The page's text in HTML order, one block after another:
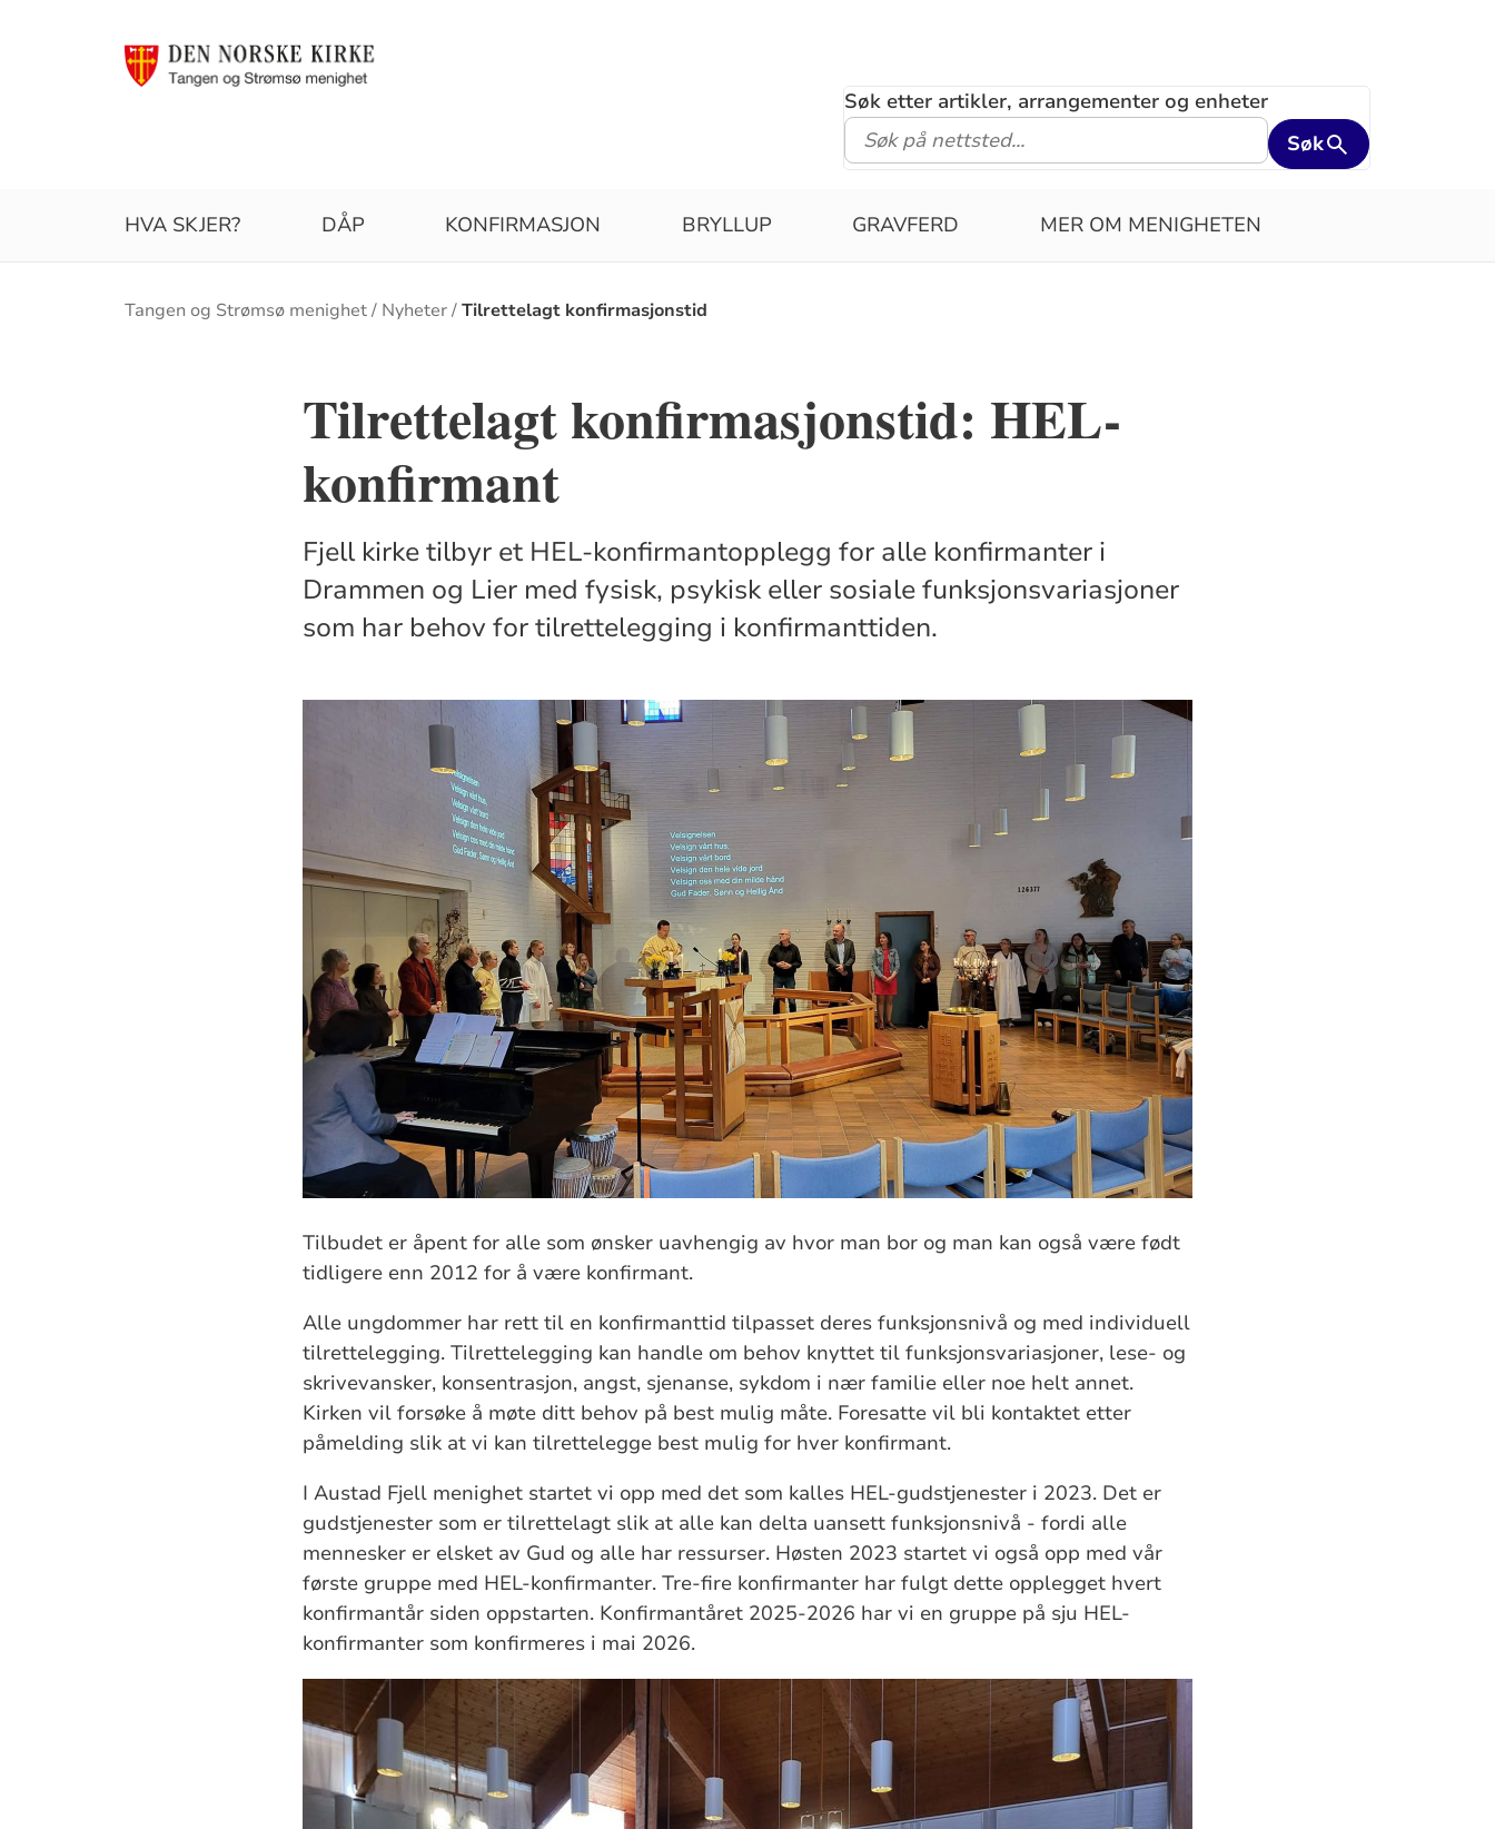
Søk etter artikler, arrangementer og enheter
Søk
HVA SKJER? DÅP KONFIRMASJON BRYLLUP GRAVFERD MER OM MENIGHETEN
Brødsmulesti
Tangen og Strømsø menighet Nyheter Tilrettelagt konfirmasjonstid
Tilrettelagt konfirmasjonstid: HEL-
konfirmant
Fjell kirke tilbyr et HEL-konfirmantopplegg for alle konfirmanter i
Drammen og Lier med fysisk, psykisk eller sosiale funksjonsvariasjoner
som har behov for tilrettelegging i konfirmanttiden.
Tilbudet er åpent for alle som ønsker uavhengig av hvor man bor og man kan også være født
tidligere enn 2012 for å være konfirmant.
Alle ungdommer har rett til en konfirmanttid tilpasset deres funksjonsnivå og med individuell
tilrettelegging. Tilrettelegging kan handle om behov knyttet til funksjonsvariasjoner, lese- og
skrivevansker, konsentrasjon, angst, sjenanse, sykdom i nær familie eller noe helt annet.
Kirken vil forsøke å møte ditt behov på best mulig måte. Foresatte vil bli kontaktet etter
påmelding slik at vi kan tilrettelegge best mulig for hver konfirmant.
I Austad Fjell menighet startet vi opp med det som kalles HEL-gudstjenester i 2023. Det er
gudstjenester som er tilrettelagt slik at alle kan delta uansett funksjonsnivå - fordi alle
mennesker er elsket av Gud og alle har ressurser. Høsten 2023 startet vi også opp med vår
første gruppe med HEL-konfirmanter. Tre-fire konfirmanter har fulgt dette opplegget hvert
konfirmantår siden oppstarten. Konfirmantåret 2025-2026 har vi en gruppe på sju HEL-
konfirmanter som konfirmeres i mai 2026.